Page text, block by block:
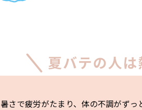
暑さで疲労がたまり、体の不調がずっ